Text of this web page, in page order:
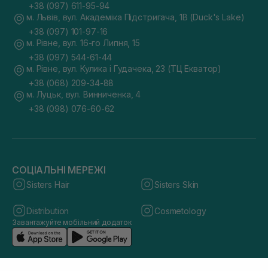
+38 (097) 611-95-94
м. Львів, вул. Академіка Підстригача, 1В (Duck's Lake)
+38 (097) 101-97-16
м. Рівне, вул. 16-го Липня, 15
+38 (097) 544-61-44
м. Рівне, вул. Кулика і Гудачека, 23 (ТЦ Екватор)
+38 (068) 209-34-88
м. Луцьк, вул. Винниченка, 4
+38 (098) 076-60-62
СОЦІАЛЬНІ МЕРЕЖІ
Sisters Hair Sisters Skin
Distribution Cosmetology
Завантажуйте мобільний додаток